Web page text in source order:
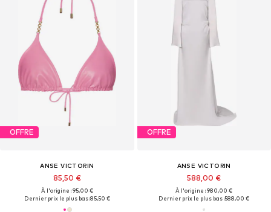
OFFRE
ANSE VICTORIN
85,50 €
À l'origine : 95,00 €
Dernier prix le plus bas :85,50 €
OFFRE
ANSE VICTORIN
588,00 €
À l'origine : 980,00 €
Dernier prix le plus bas :588,00 €